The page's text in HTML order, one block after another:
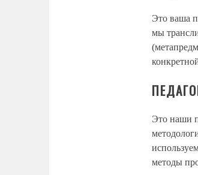
Это ваша
мы
Это наши
методы